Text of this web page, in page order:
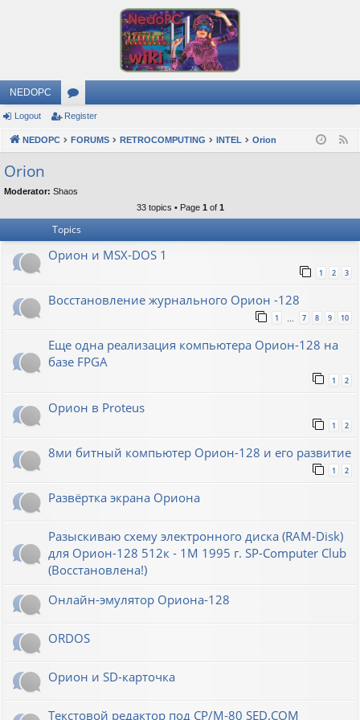
NEDOPC
or
u
s
Logout Register
NEDOPC FORUMS RETROCOMPUTING INTEL Orion
Orion
Moderator: Shaos
33 topics • Page 1 of 1
Topics
Орион и MSX-DOS 1
1 2 3
Восстановление журнального Орион -128
1 … 7 8 9 10
Еще одна реализация компьютера Орион-128 на
базе FPGA
1 2
Орион в Proteus
1 2
8ми битный компьютер Орион-128 и его развитие
1 2
Развёртка экрана Ориона
Разыскиваю схему электронного диска (RAM-Disk)
для Орион-128 512к - 1М 1995 г. SP-Computer Club
(Восстановлена!)
Онлайн-эмулятор Ориона-128
ORDOS
Орион и SD-карточка
Текстовой редактор под CP/M-80 SED.COM